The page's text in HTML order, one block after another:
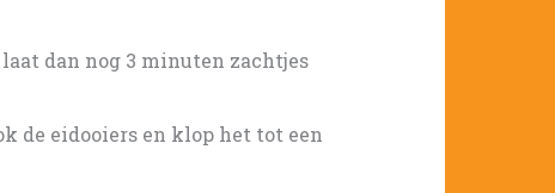
dan nog 3 minuten zachtjes
de eidooiers en klop het tot een